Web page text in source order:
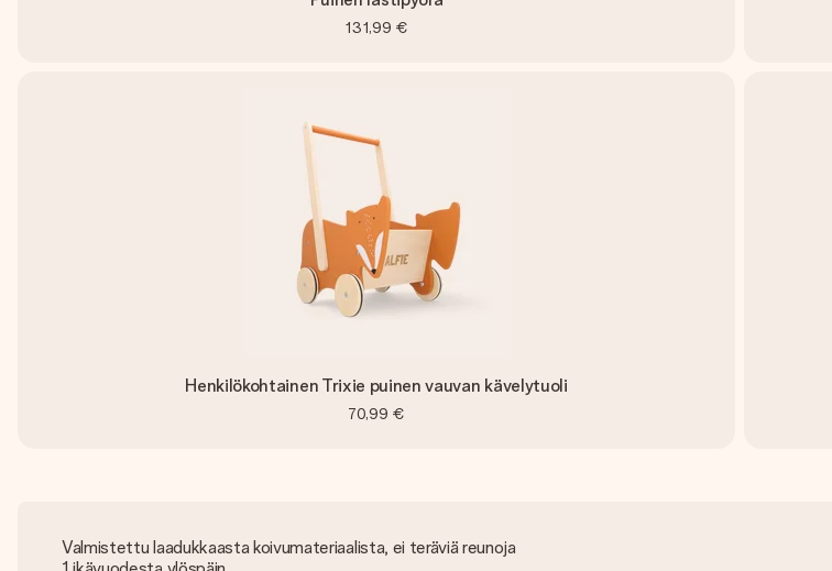
131,99 €
Henkilökohtainen Trixie puinen vauvan kävelytuoli
70,99 €
Valmistettu laadukkaasta koivumateriaalista, ei teräviä reunoja